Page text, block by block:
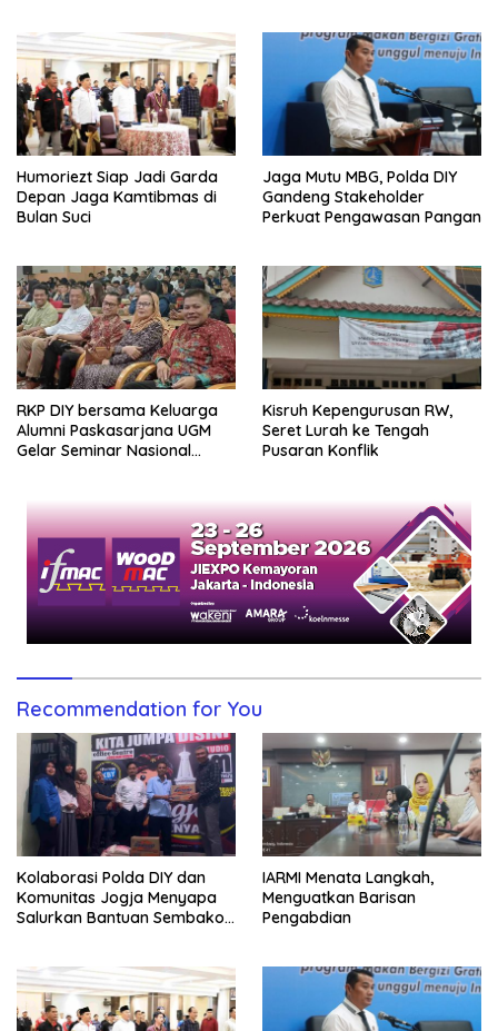
Humoriezt Siap Jadi Garda
Depan Jaga Kamtibmas di
Bulan Suci
Jaga Mutu MBG, Polda DIY
Gandeng Stakeholder
Perkuat Pengawasan Pangan
RKP DIY bersama Keluarga
Alumni Paskasarjana UGM
Gelar Seminar Nasional
Kisruh Kepengurusan RW,
Seret Lurah ke Tengah
Pusaran Konflik
Recommendation for You
Kolaborasi Polda DIY dan
Komunitas Jogja Menyapa
Salurkan Bantuan Sembako,
IARMI Menata Langkah,
Menguatkan Barisan
Pengabdian